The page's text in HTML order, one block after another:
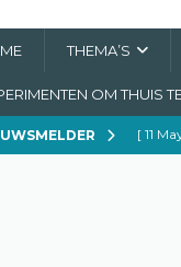
THEMA’S
OM THUIS
[ 11